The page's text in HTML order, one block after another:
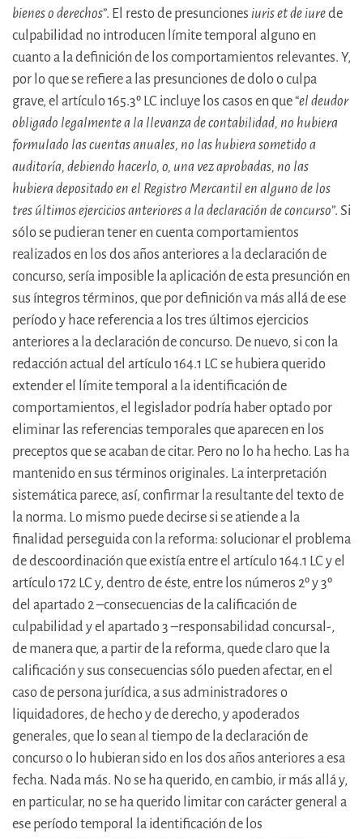
bienes o derechos”. El resto de presunciones iuris et de iurede
culpabilidad no introducen límite temporal alguno en
cuanto a la definición de los comportamientos relevantes. Y,
por lo que se refiere a las presunciones de dolo o culpa
grave, el artículo 165.3º LC incluye los casos en que “el deudor
obligado legalmente a la llevanza de contabilidad, no hubiera
formulado las cuentas anuales, no las hubiera sometido a
auditoría, debiendo hacerlo, o, una vez aprobadas, no las
hubiera depositado en el Registro Mercantil en alguno de los
tres últimos ejercicios anteriores a la declaración de concurso”. Si
sólo se pudieran tener en cuenta comportamientos
realizados en los dos años anteriores a la declaración de
concurso, sería imposible la aplicación de esta presunción en
sus íntegros términos, que por definición va más allá de ese
período y hace referencia a los tres últimos ejercicios
anteriores a la declaración de concurso. De nuevo, si con la
redacción actual del artículo 164.1 LC se hubiera querido
extender el límite temporal a la identificación de
comportamientos, el legislador podría haber optado por
eliminar las referencias temporales que aparecen en los
preceptos que se acaban de citar. Pero no lo ha hecho. Las ha
mantenido en sus términos originales. La interpretación
sistemática parece, así, confirmar la resultante del texto de
la norma. Lo mismo puede decirse si se atiende a la
finalidad perseguida con la reforma: solucionar el problema
de descoordinación que existía entre el artículo 164.1 LC y el
artículo 172 LC y, dentro de éste, entre los números 2º y 3º
del apartado 2 –consecuencias de la calificación de
culpabilidad y el apartado 3 –responsabilidad concursal-,
de manera que, a partir de la reforma, quede claro que la
calificación y sus consecuencias sólo pueden afectar, en el
caso de persona jurídica, a sus administradores o
liquidadores, de hecho y de derecho, y apoderados
generales, que lo sean al tiempo de la declaración de
concurso o lo hubieran sido en los dos años anteriores a esa
fecha. Nada más. No se ha querido, en cambio, ir más allá y,
en particular, no se ha querido limitar con carácter general a
ese período temporal la identificación de los